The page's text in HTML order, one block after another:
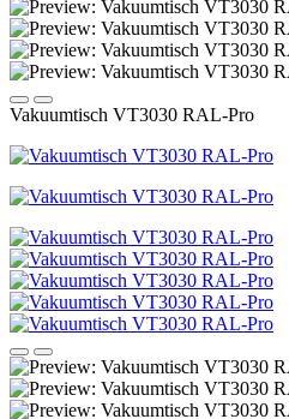
Vakuumtisch VT3030 RAL-Pro